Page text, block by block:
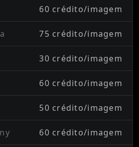
60 crédito/imagem
75 crédito/imagem
30 crédito/imagem
60 crédito/imagem
50 crédito/imagem
60 crédito/imagem